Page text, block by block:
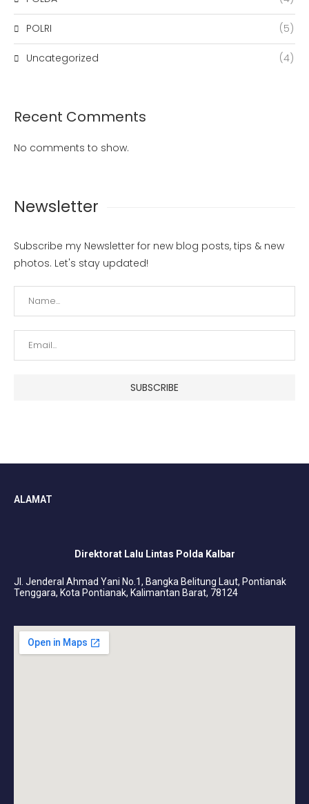
POLRI (5)
Uncategorized (4)
Recent Comments
No comments to show.
Newsletter
Subscribe my Newsletter for new blog posts, tips & new
photos. Let's stay updated!
ALAMAT
Direktorat Lalu Lintas Polda Kalbar
Jl. Jenderal Ahmad Yani No.1, Bangka Belitung Laut, Pontianak
Tenggara, Kota Pontianak, Kalimantan Barat, 78124